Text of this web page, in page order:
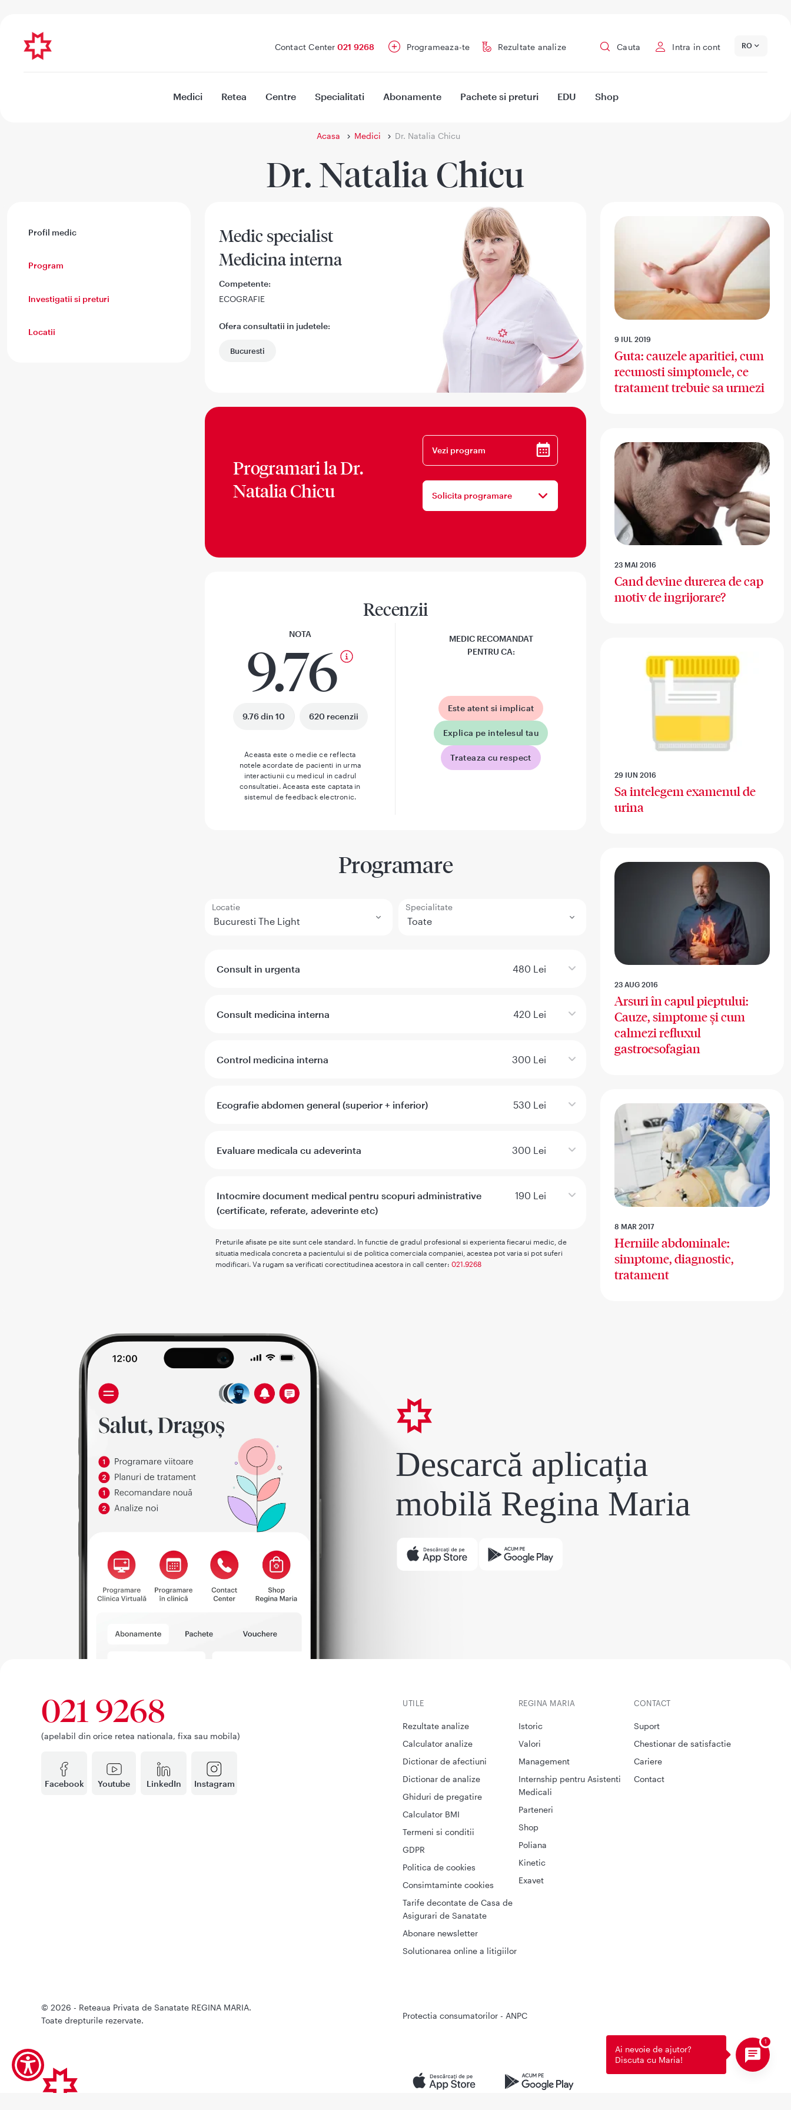
Contact Center 021 9268 Programeaza-te Rezultate analize Cauta Intra in cont RO
Medici Retea Centre Specialitati Abonamente Pachete si preturi EDU Shop
Acasa Medici Dr. Natalia Chicu
Dr. Natalia Chicu
Profil medic
Program
Investigatii si preturi
Locatii
Medic specialist
Medicina interna
Competente:
ECOGRAFIE
Ofera consultatii in judetele:
Bucuresti
Programari laDr.
Natalia Chicu
Vezi program
Solicita programare
Recenzii
NOTA
9.76
9.76 din 10 620 recenzii
Aceasta este o medie ce reflecta
notele acordate de pacienti in urma
interactiunii cu medicul in cadrul
consultatiei. Aceasta este captata in
sistemul de feedback electronic.
MEDIC RECOMANDAT
PENTRU CA:
Este atent si implicat
Explica pe intelesul tau
Trateaza cu respect
Programare
Locatie Specialitate
Consult in urgenta 480 Lei
Consult medicina interna 420 Lei
Control medicina interna 300 Lei
Ecografie abdomen general (superior + inferior) 530 Lei
Evaluare medicala cu adeverinta 300 Lei
Intocmire document medical pentru scopuri administrative
(certificate, referate, adeverinte etc)
190 Lei
Preturile afisate pe site sunt cele standard. In functie de gradul profesional si experienta fiecarui medic, de
situatia medicala concreta a pacientului si de politica comerciala companiei, acestea pot varia si pot suferi
modificari. Va rugam sa verificati corectitudinea acestora in call center: 021.9268
9 IUL 2019
Guta: cauzele aparitiei, cum
recunosti simptomele, ce
tratament trebuie sa urmezi
23 MAI 2016
Cand devine durerea de cap
motiv de ingrijorare?
29 IUN 2016
Sa intelegem examenul de
urina
23 AUG 2016
Arsuri în capul pieptului:
Cauze, simptome și cum
calmezi refluxul
gastroesofagian
8 MAR 2017
Herniile abdominale:
simptome, diagnostic,
tratament
Descarcă aplicația
mobilă Regina Maria
Facebook Youtube LinkedIn Instagram
021 9268
(apelabil din orice retea nationala, fixa sau mobila)
UTILE
Rezultate analize
Calculator analize
Dictionar de afectiuni
Dictionar de analize
Ghiduri de pregatire
Calculator BMI
Termeni si conditii
GDPR
Politica de cookies
Consimtaminte cookies
Tarife decontate de Casa de
Asigurari de Sanatate
Abonare newsletter
Solutionarea online a litigiilor
CONTACT
Suport
Chestionar de satisfactie
Cariere
Contact
REGINA MARIA
Istoric
Valori
Management
Internship pentru Asistenti
Medicali
Parteneri
Shop
Poliana
Kinetic
Exavet
Protectia consumatorilor - ANPC
© 2026 - Reteaua Privata de Sanatate REGINA MARIA.
Toate drepturile rezervate.
Ai nevoie de ajutor?
Discuta cu Maria!